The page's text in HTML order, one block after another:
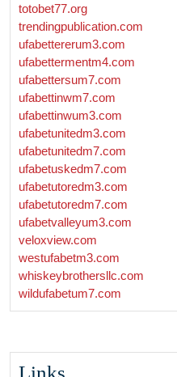
totobet77.org
trendingpublication.com
ufabettererum3.com
ufabettermentm4.com
ufabettersum7.com
ufabettinwm7.com
ufabettinwum3.com
ufabetunitedm3.com
ufabetunitedm7.com
ufabetuskedm7.com
ufabetutoredm3.com
ufabetutoredm7.com
ufabetvalleyum3.com
veloxview.com
westufabetm3.com
whiskeybrothersllc.com
wildufabetum7.com
Links